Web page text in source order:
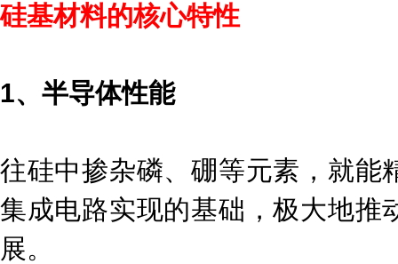
硅基材料的核心特性
1、半导体性能
往硅中掺杂磷、硼等元素，就能
集成电路实现的基础，极大地推
展。